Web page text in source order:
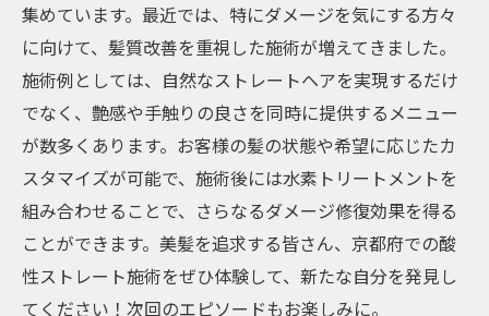
集めています。最近では、特にダメージを気にする方々
に向けて、髪質改善を重視した施術が増えてきました。
施術例としては、自然なストレートヘアを実現するだけ
でなく、艶感や手触りの良さを同時に提供するメニュー
が数多くあります。お客様の髪の状態や希望に応じたカ
スタマイズが可能で、施術後には水素トリートメントを
組み合わせることで、さらなるダメージ修復効果を得る
ことができます。美髪を追求する皆さん、京都府での酸
性ストレート施術をぜひ体験して、新たな自分を発見し
てください！次回のエピソードもお楽しみに。